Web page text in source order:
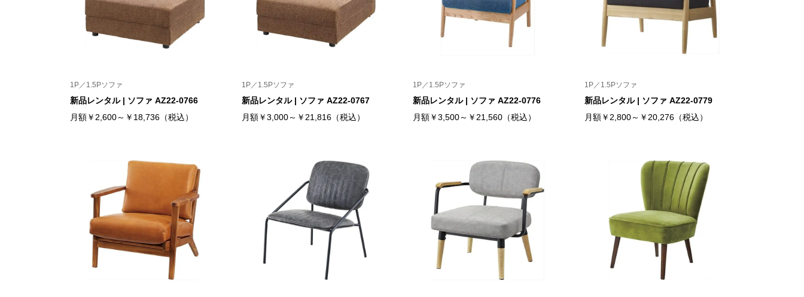
1P／1.5Pソファ
新品レンタル | ソファ AZ22-0766
月額￥2,600～￥18,736（税込）
1P／1.5Pソファ
新品レンタル | ソファ AZ22-0767
月額￥3,000～￥21,816（税込）
1P／1.5Pソファ
新品レンタル | ソファ AZ22-0776
月額￥3,500～￥21,560（税込）
1P／1.5Pソファ
新品レンタル | ソファ AZ22-0779
月額￥2,800～￥20,276（税込）